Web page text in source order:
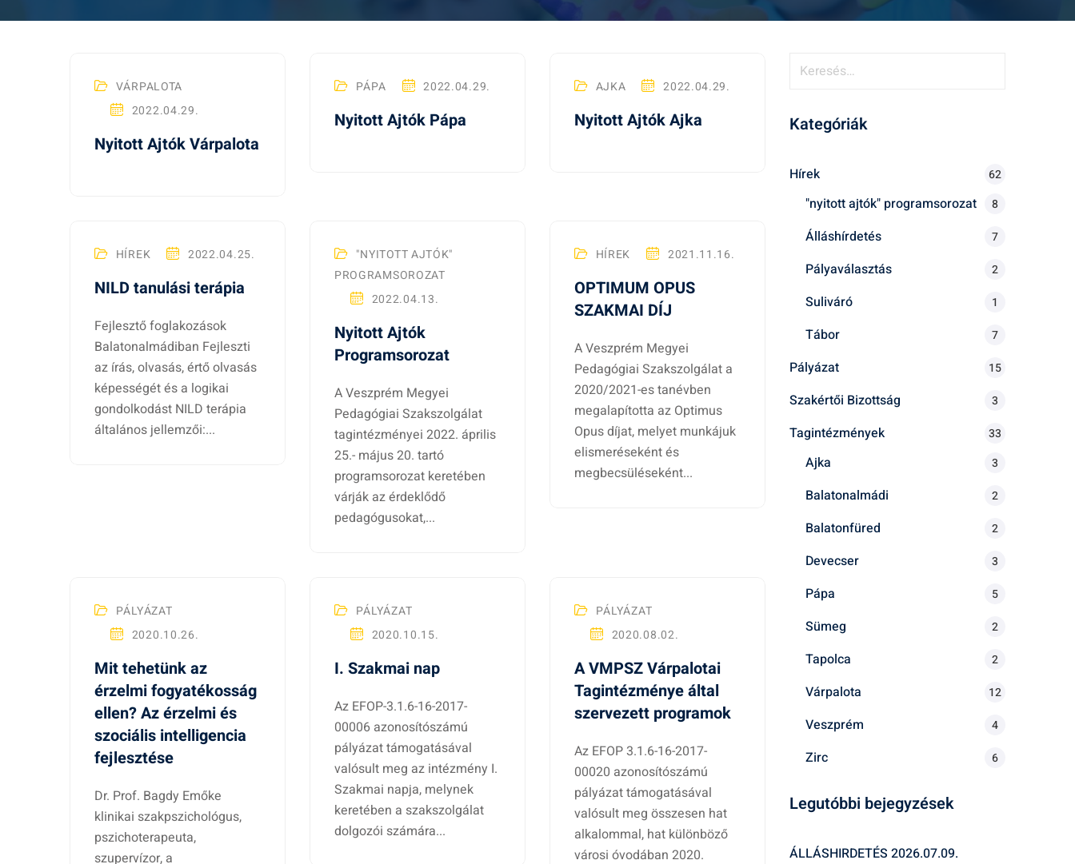
A
VÁRPALOTA
2022.04.29.
Nyitott Ajtók Várpalota
PÁPA 2022.04.29.
Nyitott Ajtók Pápa
AJKA 2022.04.29.
Nyitott Ajtók Ajka
HÍREK 2022.04.25.
NILD tanulási terápia
Fejlesztő foglakozások
Balatonalmádiban Fejleszti
az írás, olvasás, értő olvasás
képességét és a logikai
gondolkodást NILD terápia
általános jellemzői:...
"NYITOTT AJTÓK"
PROGRAMSOROZAT
2022.04.13.
Nyitott Ajtók
Programsorozat
A Veszprém Megyei
Pedagógiai Szakszolgálat
tagintézményei 2022. április
25.- május 20. tartó
programsorozat keretében
várják az érdeklődő
pedagógusokat,...
HÍREK 2021.11.16.
OPTIMUM OPUS
SZAKMAI DÍJ
A Veszprém Megyei
Pedagógiai Szakszolgálat a
2020/2021-es tanévben
megalapította az Optimus
Opus díjat, melyet munkájuk
elismeréseként és
megbecsüléseként...
PÁLYÁZAT
2020.10.26.
Mit tehetünk az
érzelmi fogyatékosság
ellen? Az érzelmi és
szociális intelligencia
fejlesztése
Dr. Prof. Bagdy Emőke
klinikai szakpszichológus,
pszichoterapeuta,
szupervízor, a
PÁLYÁZAT
2020.10.15.
I. Szakmai nap
Az EFOP-3.1.6-16-2017-
00006 azonosítószámú
pályázat támogatásával
valósult meg az intézmény I.
Szakmai napja, melynek
keretében a szakszolgálat
dolgozói számára...
PÁLYÁZAT
2020.08.02.
A VMPSZ Várpalotai
Tagintézménye által
szervezett programok
Az EFOP 3.1.6-16-2017-
00020 azonosítószámú
pályázat támogatásával
valósult meg összesen hat
alkalommal, hat különböző
városi óvodában 2020.
e
é
Kategóriák
Hírek 62
"nyitott ajtók" programsorozat 8
Álláshírdetés 7
Pályaválasztás 2
Suliváró 1
Tábor 7
Pályázat 15
Szakértői Bizottság 3
Tagintézmények 33
Ajka 3
Balatonalmádi 2
Balatonfüred 2
Devecser 3
Pápa 5
Sümeg 2
Tapolca 2
Várpalota 12
Veszprém 4
Zirc 6
Legutóbbi bejegyzések
ÁLLÁSHIRDETÉS 2026.07.09.